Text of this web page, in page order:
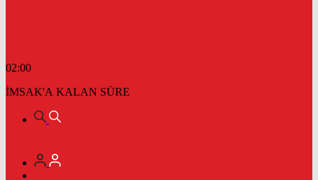
02:00
İMSAK'A KALAN SÜRE